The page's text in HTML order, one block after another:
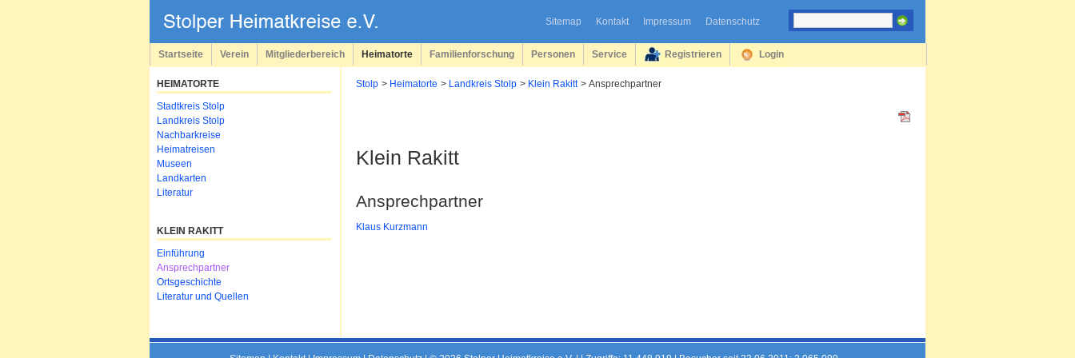
Sitemap Kontakt Impressum Datenschutz
überspringen
Startseite Verein Mitgliederbereich Heimatorte Familienforschung Personen Service Registrieren Login
Stolp Heimatorte Landkreis Stolp Klein Rakitt Ansprechpartner
Klein Rakitt
Ansprechpartner
Klaus Kurzmann
HEIMATORTE
Navigation
überspringen
Stadtkreis Stolp
Landkreis Stolp
Nachbarkreise
Heimatreisen
Museen
Landkarten
Literatur
KLEIN RAKITT
Navigation
überspringen
Einführung
Ansprechpartner
Ortsgeschichte
Literatur und Quellen